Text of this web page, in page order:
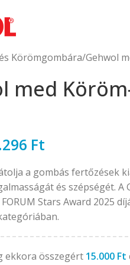
Körömgombára Gehwol
med
Ft
a gombás fertőzések
és szépségét. A
FORUM Stars Award 2025
ekkora összegért 15.000 Ft